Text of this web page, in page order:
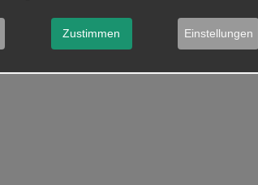
Zustimmen Einstellungen